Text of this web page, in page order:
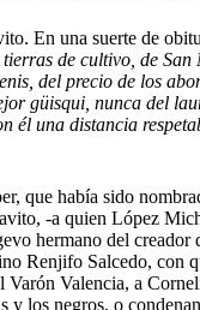
En una suerte de
de cultivo, de
del precio de los
güisqui, nunca del
él una distancia
que había sido
-a quien López
hermano del
Renjifo Salcedo, con
Varón Valencia, a
y los negros, o